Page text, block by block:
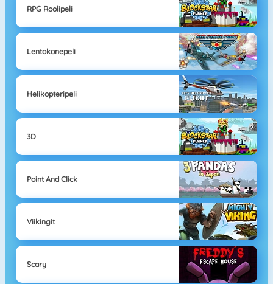
RPG Roolipeli
Lentokonepeli
Helikopteripeli
3D
Point And Click
Viikingit
Scary